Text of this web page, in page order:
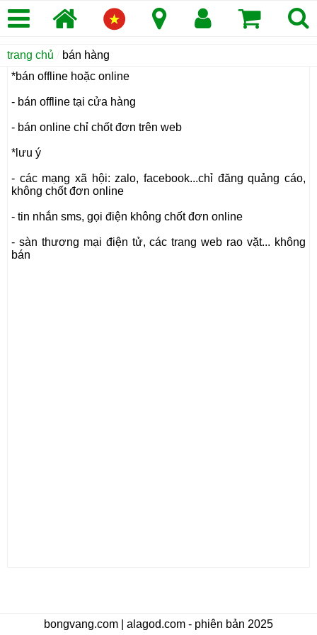
trang chủ
bán hàng
*bán offline hoặc online
- bán offline tại cửa hàng
- bán online chỉ chốt đơn trên web
*lưu ý
- các mạng xã hội: zalo, facebook...chỉ đăng quảng cáo,
không chốt đơn online
- tin nhắn sms, gọi điện không chốt đơn online
- sàn thương mại điện tử, các trang web rao vặt... không
bán
bongvang.com | alagod.com - phiên bản 2025